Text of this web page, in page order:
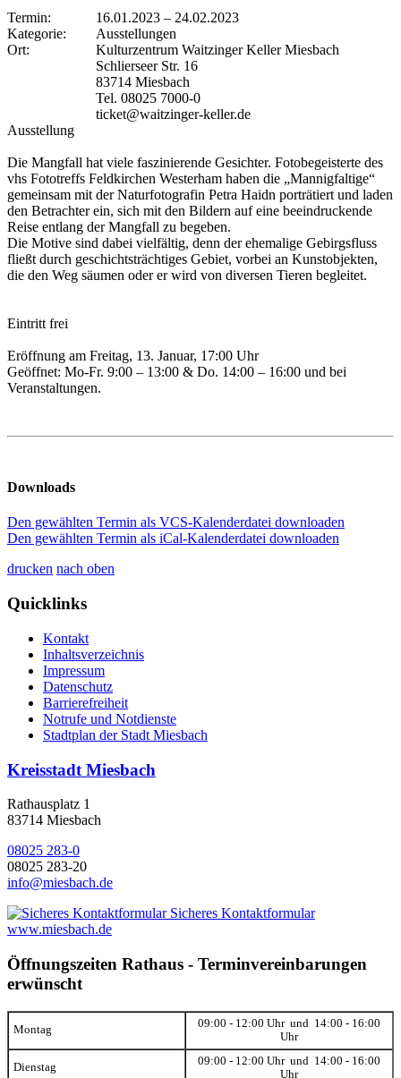
Termin: 16.01.2023 – 24.02.2023
Kategorie:
Ausstellungen
Ort:
Kulturzentrum Waitzinger Keller Miesbach
Schlierseer Str. 16
83714 Miesbach
Tel. 08025 7000-0
ticket@waitzinger-keller.de
Ausstellung
Die Mangfall hat viele faszinierende Gesichter. Fotobegeisterte des
vhs Fototreffs Feldkirchen Westerham haben die „Mannigfaltige“
gemeinsam mit der Naturfotografin Petra Haidn porträtiert und laden
den Betrachter ein, sich mit den Bildern auf eine beeindruckende
Reise entlang der Mangfall zu begeben.
Die Motive sind dabei vielfältig, denn der ehemalige Gebirgsfluss
fließt durch geschichtsträchtiges Gebiet, vorbei an Kunstobjekten,
die den Weg säumen oder er wird von diversen Tieren begleitet.
Eintritt frei
Eröffnung am Freitag, 13. Januar, 17:00 Uhr
Geöffnet: Mo-Fr. 9:00 – 13:00 & Do. 14:00 – 16:00 und bei
Veranstaltungen.
Downloads
Den gewählten Termin als VCS-Kalenderdatei downloaden
Den gewählten Termin als iCal-Kalenderdatei downloaden
drucken nach oben
Quicklinks
Kontakt
Inhaltsverzeichnis
Impressum
Datenschutz
Barrierefreiheit
Notrufe und Notdienste
Stadtplan der Stadt Miesbach
Kreisstadt Miesbach
Rathausplatz 1
83714 Miesbach
08025 283-0
08025 283-20
info@miesbach.de
Sicheres Kontaktformular
www.miesbach.de
Öffnungszeiten Rathaus - Terminvereinbarungen
erwünscht
Montag
09:00 - 12:00 Uhr und 14:00 - 16:00
Uhr
Dienstag
09:00 - 12:00 Uhr und 14:00 - 16:00
Uhr